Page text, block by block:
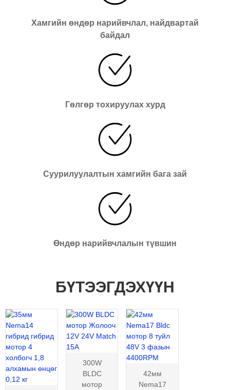
Хамгийн өндөр нарийвчлал, найдвартай
байдал
Гөлгөр тохируулах хурд
Суурилуулалтын хамгийн бага зай
Өндөр нарийвчлалын түвшин
БҮТЭЭГДЭХҮҮН
300W
BLDC
мотор
42мм
Nema17